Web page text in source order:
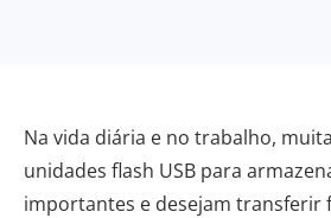
Na vida diária e no trabalho,
unidades flash USB para
importantes e desejam transferir